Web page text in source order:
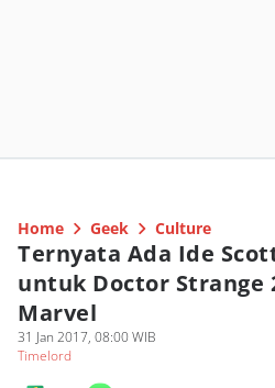
Home Geek Culture
Ternyata Ada Ide
untuk Doctor Strange
Marvel
31 Jan 2017, 08:00 WIB
Timelord